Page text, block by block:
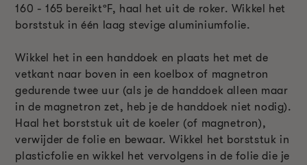
160 - 165 bereiktºF, haal het uit de roker. Wikkel het
borststuk in één laag stevige aluminiumfolie.
Wikkel het in een handdoek en plaats het met de
vetkant naar boven in een koelbox of magnetron
gedurende twee uur (als je de handdoek alleen maar
in de magnetron zet, heb je de handdoek niet nodig).
Haal het borststuk uit de koeler (of magnetron),
verwijder de folie en bewaar. Wikkel het borststuk in
plasticfolie en wikkel het vervolgens in de folie die je